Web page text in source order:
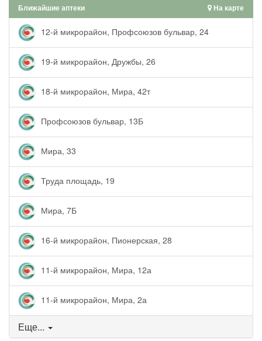
Ближайшие аптеки На карте
12-й микрорайон, Профсоюзов бульвар, 24
19-й микрорайон, Дружбы, 26
18-й микрорайон, Мира, 42т
Профсоюзов бульвар, 13Б
Мира, 33
Труда площадь, 19
Мира, 7Б
16-й микрорайон, Пионерская, 28
11-й микрорайон, Мира, 12а
11-й микрорайон, Мира, 2а
Еще...